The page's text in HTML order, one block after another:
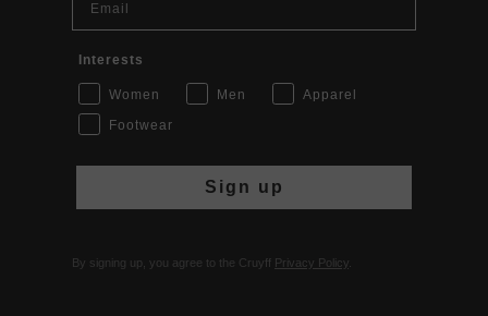
Interests
Women Men
Apparel
Footwear
Sign up
By signing up, you agree to the Cruyff Privacy Policy